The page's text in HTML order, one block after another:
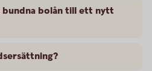
bundna bolån till ett nytt